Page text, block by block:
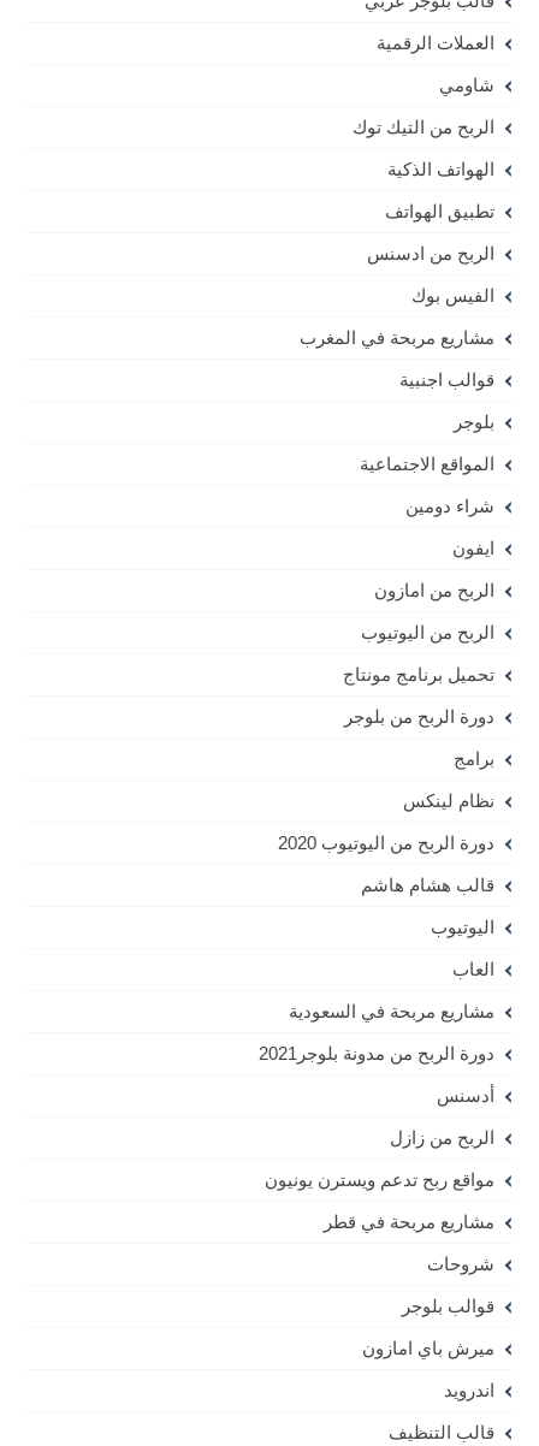
العملات الرقمية
شاومي
الربح من التيك توك
الهواتف الذكية
تطبيق الهواتف
الربح من ادسنس
الفيس بوك
مشاريع مربحة في المغرب
قوالب اجنبية
بلوجر
المواقع الاجتماعية
شراء دومين
ايفون
الربح من امازون
الربح من اليوتيوب
تحميل برنامج مونتاج
دورة الربح من بلوجر
برامج
نظام لينكس
دورة الربح من اليوتيوب 2020
قالب هشام هاشم
اليوتيوب
العاب
مشاريع مربحة في السعودية
دورة الربح من مدونة بلوجر2021
أدسنس
الربح من زازل
مواقع ربح تدعم ويسترن يونيون
مشاريع مربحة في قطر
شروحات
قوالب بلوجر
ميرش باي امازون
اندرويد
قالب التنظيف